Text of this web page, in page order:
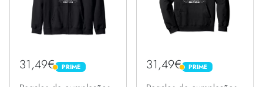
31,49€ PRIME
PRIME 31,49€ PRIME
PRIME